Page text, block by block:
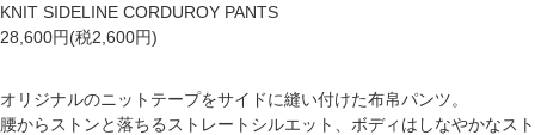
KNIT SIDELINE CORDUROY PANTS
28,600円(税2,600円)
オリジナルのニットテープをサイドに縫い付けた布帛パンツ。
腰からストンと落ちるストレートシルエット、ボディはしなやかなスト